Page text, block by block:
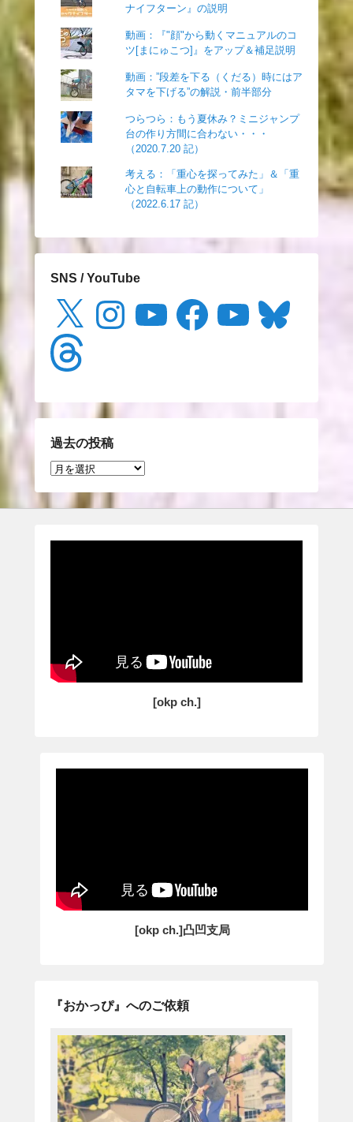
ナイフターン』の説明
動画：『"顔"から動くマニュアルのコ
ツ[まにゅこつ]』をアップ＆補足説明
動画：”段差を下る（くだる）時にはア
タマを下げる”の解説・前半部分
つらつら：もう夏休み？ミニジャンプ
台の作り方間に合わない・・・
（2020.7.20 記）
考える：「重心を探ってみた」＆「重
心と自転車上の動作について」
（2022.6.17 記）
SNS / YouTube
Instagram Facebook Bluesky
Threads
過去の投稿
過
投
[okp ch.]
[okp ch.]凸凹支局
『おかっぴ』へのご依頼